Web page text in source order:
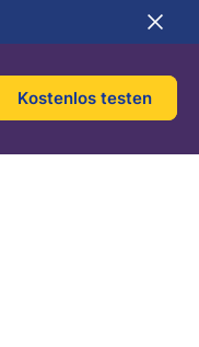
Kostenlos testen